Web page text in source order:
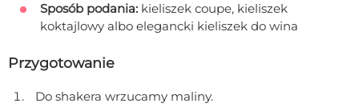
Sposób podania: kieliszek coupe, kieliszek
koktajlowy albo elegancki kieliszek do wina
Przygotowanie
Do shakera wrzucamy maliny.